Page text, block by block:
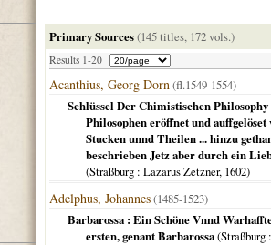
Primary Sources(145 titles, 172 vols.)
Results 1-20
Acanthius, Georg Dorn(fl.1549-1554)
Schlüssel Der Chimistischen
Philosophen eröffnet und
Stucken unnd Theilen ... hinzu
beschrieben Jetz aber durch ein
(Straßburg : Lazarus Zetzner, 1602)
Adelphus, Johannes(1485-1523)
Barbarossa : Ein Schöne Vnnd
ersten, genant Barbarossa(Straßburg